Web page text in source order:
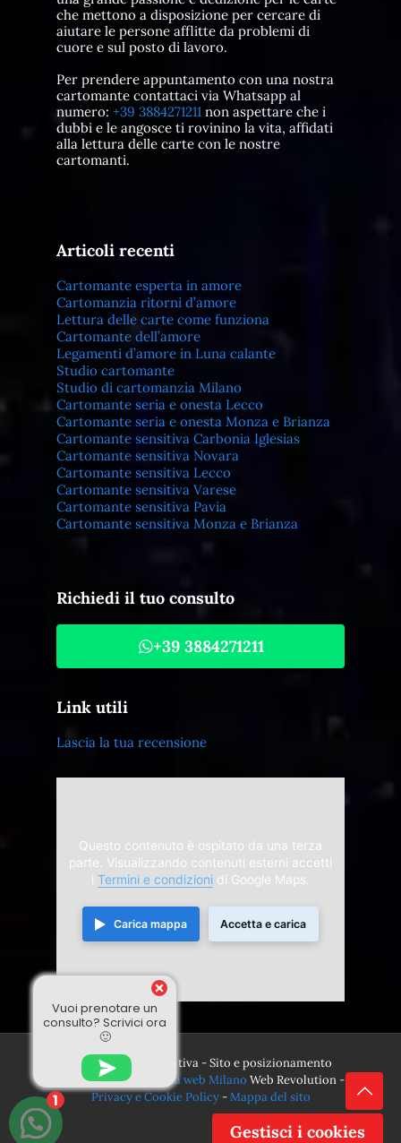
che mettono a disposizione per cercare di
aiutare le persone afflitte da problemi di
cuore e sul posto di lavoro.
Per prendere appuntamento con una nostra
cartomante contattaci via Whatsapp al
numero: +39 3884271211non aspettare che i
dubbi e le angosce ti rovinino la vita, affidati
alla lettura delle carte con le nostre
cartomanti.
Articoli recenti
Cartomante esperta in amore
Cartomanzia ritorni d’amore
Lettura delle carte come funziona
Cartomante dell’amore
Legamenti d’amore in Luna calante
Studio cartomante
Studio di cartomanzia Milano
Cartomante seria e onesta Lecco
Cartomante seria e onesta Monza e Brianza
Cartomante sensitiva Carbonia Iglesias
Cartomante sensitiva Novara
Cartomante sensitiva Lecco
Cartomante sensitiva Varese
Cartomante sensitiva Pavia
Cartomante sensitiva Monza e Brianza
Richiedi il tuo consulto
+39 3884271211
Link utili
Lascia la tua recensione
Questo contenuto è ospitato da una terza
parte. Visualizzando contenuti esterni accetti
i Termini e condizioni di Google Maps.
Carica mappa Accetta e carica
© 2024 Divina Sensitiva - Sito e posizionamento
realizzato dall'
Agenzia web Milano Web Revolution -
Privacy e Cookie Policy-Mappa del sito
Vuoi prenotare un
consulto? Scrivici ora
🙂
1
Gestisci i cookies